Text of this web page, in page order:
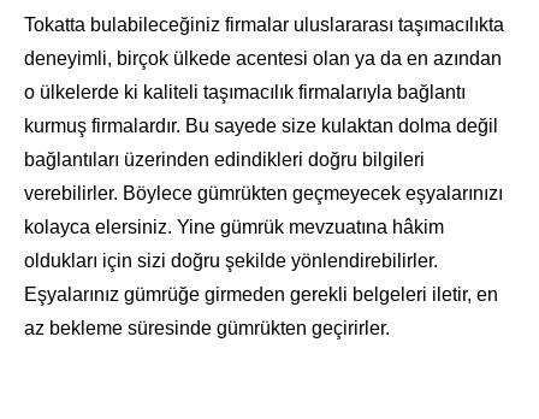
Tokatta bulabileceğiniz firmalar uluslararası taşımacılıkta
deneyimli, birçok ülkede acentesi olan ya da en azından
o ülkelerde ki kaliteli taşımacılık firmalarıyla bağlantı
kurmuş firmalardır. Bu sayede size kulaktan dolma değil
bağlantıları üzerinden edindikleri doğru bilgileri
verebilirler. Böylece gümrükten geçmeyecek eşyalarınızı
kolayca elersiniz. Yine gümrük mevzuatına hâkim
oldukları için sizi doğru şekilde yönlendirebilirler.
Eşyalarınız gümrüğe girmeden gerekli belgeleri iletir, en
az bekleme süresinde gümrükten geçirirler.